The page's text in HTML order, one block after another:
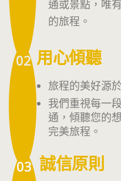
通或景點，唯
的旅程。
02 用心傾聽
旅程的美好源
我們重視每一
通，傾聽您的
完美旅程。
03 誠信原則